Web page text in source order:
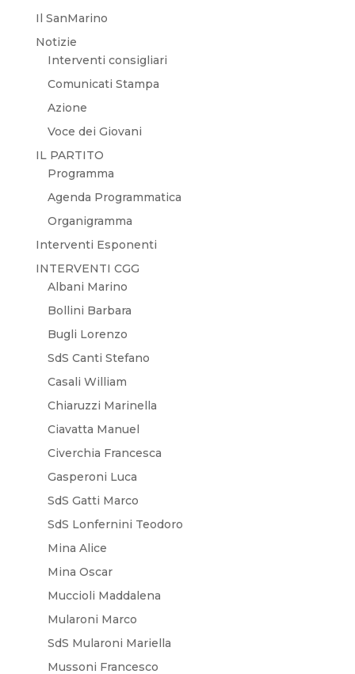
Il SanMarino
Notizie
Interventi consigliari
Comunicati Stampa
Azione
Voce dei Giovani
IL PARTITO
Programma
Agenda Programmatica
Organigramma
Interventi Esponenti
INTERVENTI CGG
Albani Marino
Bollini Barbara
Bugli Lorenzo
SdS Canti Stefano
Casali William
Chiaruzzi Marinella
Ciavatta Manuel
Civerchia Francesca
Gasperoni Luca
SdS Gatti Marco
SdS Lonfernini Teodoro
Mina Alice
Mina Oscar
Muccioli Maddalena
Mularoni Marco
SdS Mularoni Mariella
Mussoni Francesco